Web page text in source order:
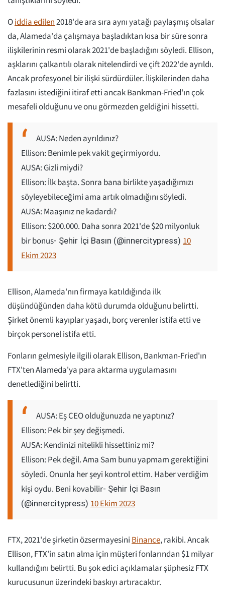
Oiddia edilen2018'de ara sıra aynı yatağı paylaşmış olsalar
da, Alameda'da çalışmaya başladıktan kısa bir süre sonra
ilişkilerinin resmi olarak 2021'de başladığını söyledi. Ellison,
aşklarını çalkantılı olarak nitelendirdi ve çift 2022'de ayrıldı.
Ancak profesyonel bir ilişki sürdürdüler. İlişkilerinden daha
fazlasını istediğini itiraf etti ancak Bankman-Fried'ın çok
mesafeli olduğunu ve onu görmezden geldiğini hissetti.
AUSA: Neden ayrıldınız?
Ellison: Benimle pek vakit geçirmiyordu.
AUSA: Gizli miydi?
Ellison: İlk başta. Sonra bana birlikte yaşadığımızı
söyleyebileceğimi ama artık olmadığını söyledi.
AUSA: Maaşınız ne kadardı?
Ellison: $200.000. Daha sonra 2021'de $20 milyonluk
bir bonus- Şehir İçi Basın (@innercitypress) 10
Ekim 2023
Ellison, Alameda'nın firmaya katıldığında ilk
düşündüğünden daha kötü durumda olduğunu belirtti.
Şirket önemli kayıplar yaşadı, borç verenler istifa etti ve
birçok personel istifa etti.
Fonların gelmesiyle ilgili olarak Ellison, Bankman-Fried'ın
FTX'ten Alameda'ya para aktarma uygulamasını
denetlediğini belirtti.
AUSA: Eş CEO olduğunuzda ne yaptınız?
Ellison: Pek bir şey değişmedi.
AUSA: Kendinizi nitelikli hissettiniz mi?
Ellison: Pek değil. Ama Sam bunu yapmam gerektiğini
söyledi. Onunla her şeyi kontrol ettim. Haber verdiğim
kişi oydu. Beni kovabilir- Şehir İçi Basın
(@innercitypress) 10 Ekim 2023
FTX, 2021'de şirketin özsermayesiniBinance, rakibi. Ancak
Ellison, FTX'in satın alma için müşteri fonlarından $1 milyar
kullandığını belirtti. Bu şok edici açıklamalar şüphesiz FTX
kurucusunun üzerindeki baskıyı artıracaktır.